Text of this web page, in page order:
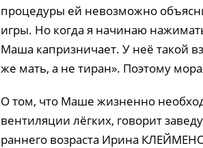
процедуры ей невозможно
игры. Но когда я начинаю
Маша капризничает. У неё такой
же мать, а не тиран». Поэтому
О том, что Маше жизненно
вентиляции лёгких, говорит
раннего возраста Ирина